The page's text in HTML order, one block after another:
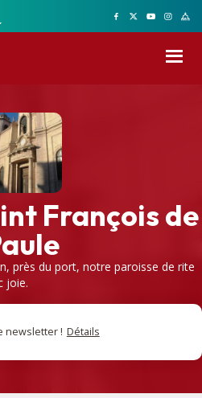
François de
près du port, notre paroisse de rite
joie.
newsletter ! Détails